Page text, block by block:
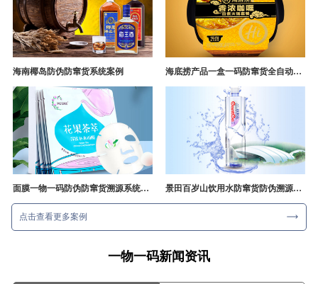
海南椰岛防伪防窜货系统案例 海底捞产品一盒一码防窜货全自动产线追溯方案
面膜一物一码防伪防窜货溯源系统开发 景田百岁山饮用水防窜货防伪溯源成功案例
点击查看更多案例
一物一码新闻资讯